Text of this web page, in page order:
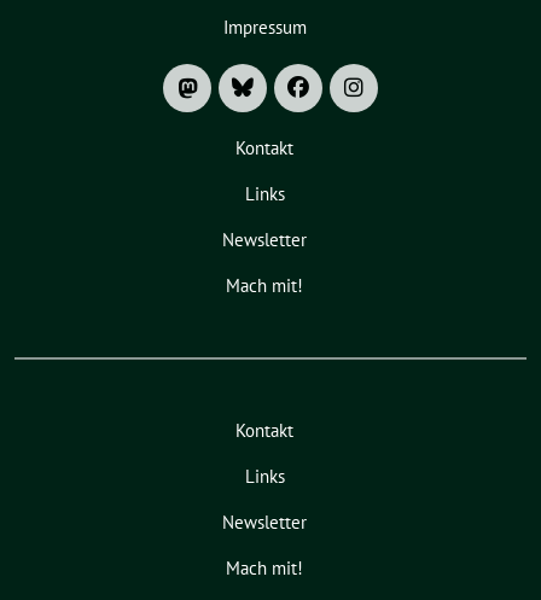
Impressum
Kontakt
Links
Newsletter
Mach mit!
Kontakt
Links
Newsletter
Mach mit!